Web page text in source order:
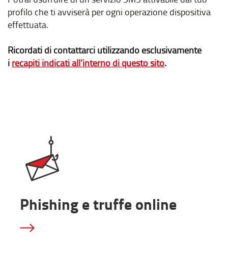
profilo che ti avviserà per ogni operazione dispositiva
effettuata.
Ricordati di contattarci utilizzando esclusivamente
i recapiti indicati all’interno di questo sito.
Phishing e truffe online